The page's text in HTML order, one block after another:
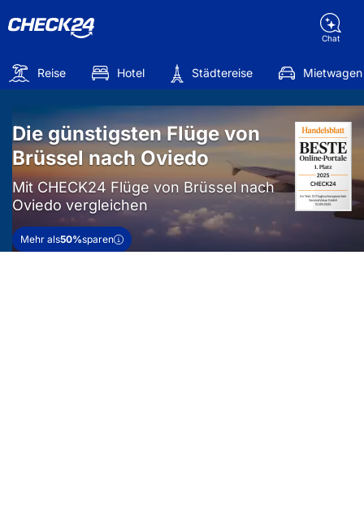
Chat
Reise Hotel Städtereise Mietwagen
Die günstigsten Flüge von
Brüssel nach Oviedo
Mit CHECK24 Flüge von Brüssel nach
Oviedo vergleichen
Mehr als50%sparen